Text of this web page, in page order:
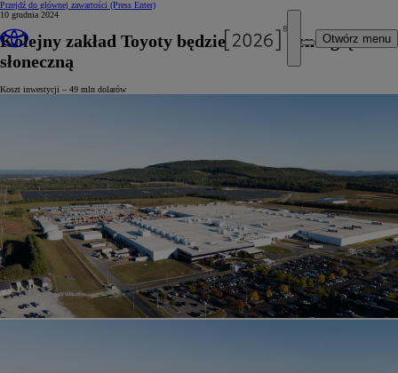
Przejdź do głównej zawartości (Press Enter)
Otwórz menu
10 grudnia 2024
Kolejny zakład Toyoty będzie zasilany energią
słoneczną
Koszt inwestycji – 49 mln dolarów